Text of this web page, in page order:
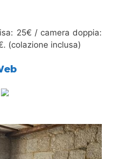
25€ / camera doppia:
(colazione inclusa)